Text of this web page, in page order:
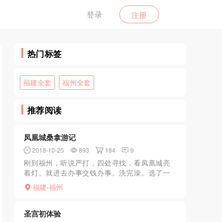
登录 注册
热门标签
福建全套 福州全套
推荐阅读
凤凰城桑拿游记
2018-10-25 893 184 9
刚到福州，听说严打，四处寻找，看凤凰城亮
着灯。就进去办事交钱办事。洗完澡。选了一
个湖南的小妹，kouhuo技术十分的好，几乎都
舔出来了，舔舒服了马上DT，上班，不机车也
福建-福州
圣宫初体验